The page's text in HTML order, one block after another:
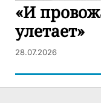
«И
улетает»
28.07.2026